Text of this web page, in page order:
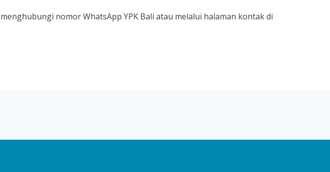
nomor WhatsApp YPK Bali atau melalui halaman kontak di